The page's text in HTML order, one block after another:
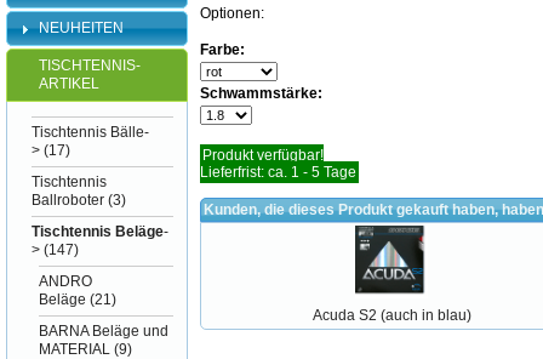
Optionen:
Farbe:
Schwammstärke:
Produkt verfügbar!
Lieferfrist: ca. 1 - 5 Tage
Kunden, die dieses Produkt gekauft haben,
Acuda S2 (auch in blau)
NEUHEITEN
TISCHTENNIS-
ARTIKEL
Tischtennis Bälle-
> (17)
Tischtennis
Ballroboter (3)
Tischtennis Beläge-
> (147)
ANDRO
Beläge (21)
BARNA Beläge und
MATERIAL (9)